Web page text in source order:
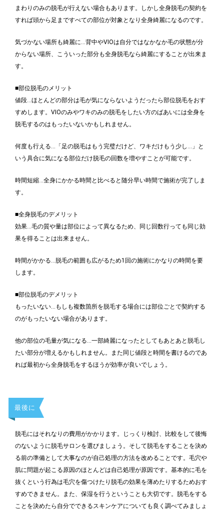
まわりのみの脱毛が行えない場合もあります。しかし全身脱毛の契約を
すれば頭から足まですべての部位が対象となり全身綺麗になるのです。
気づかない場所も綺麗に…背中やVIOは自分ではなかなか毛の状態が分
からない場所、こういった部分も全身脱毛なら綺麗にすることが出来ま
す。
■部位脱毛のメリット
値段…ほとんどの部分は毛が気にならないようだったら部位脱毛をおす
すめします。VIOのみやワキのみの脱毛をしたい方のばあいには全身を
脱毛するのはもったいないかもしれません。
何度も行える…「足の脱毛はもう完璧だけど、ワキだけもう少し…」と
いう具合に気になる部位だけ脱毛の回数を増やすことが可能です。
時間短縮…全身にかかる時間と比べると随分早い時間で施術が完了しま
す。
■全身脱毛のデメリット
効果…毛の質や量は部位によって異なるため、同じ回数行っても同じ効
果を得ることは出来ません。
時間がかかる…脱毛の範囲も広がるため1回の施術にかなりの時間を要
します。
■部位脱毛のデメリット
もったいない…もしも複数箇所を脱毛する場合には部位ごとで契約する
のがもったいない場合があります。
他の部位の毛量が気になる…一部綺麗になったとしてもあとあと脱毛し
たい部分が増えるかもしれません。また同じ値段と時間を書けるのであ
れば最初から全身脱毛をするほうが効率が良いでしょう。
最後に
脱毛にはそれなりの費用がかかります。じっくり検討、比較をして後悔
のないように脱毛サロンを選びましょう。そして脱毛をすることを決め
る前の準備として大事なのが自己処理の方法を改めることです。毛穴や
肌に問題が起こる原因のほとんどは自己処理が原因です。基本的に毛を
抜くという行為は毛穴を傷つけたり脱毛の効果を薄めたりするためおす
すめできません。また、保湿を行うということも大切です。脱毛をする
ことを決めたら自分でできるスキンケアについても良く調べてみましょ